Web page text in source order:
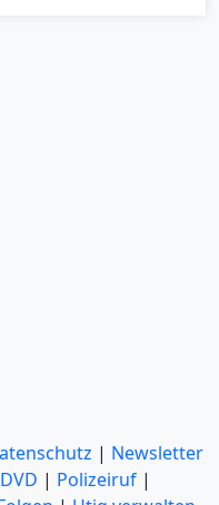
| Newsletter
DVD | Polizeiruf |